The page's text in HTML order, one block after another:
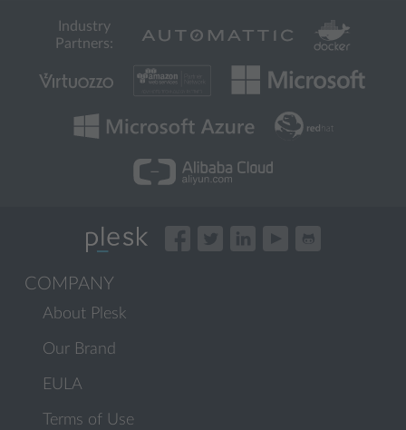
Industry
Partners:
COMPANY
About Plesk
Our Brand
EULA
Terms of Use